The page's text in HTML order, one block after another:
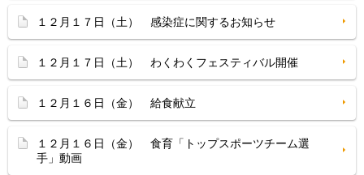
１２月１７日（土） 感染症に関するお知らせ
１２月１７日（土） わくわくフェスティバル開催
１２月１６日（金） 給食献立
１２月１６日（金） 食育「トップスポーツチーム選
手」動画